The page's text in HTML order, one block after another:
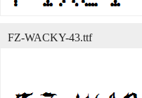
FZ-WACKY-43.ttf